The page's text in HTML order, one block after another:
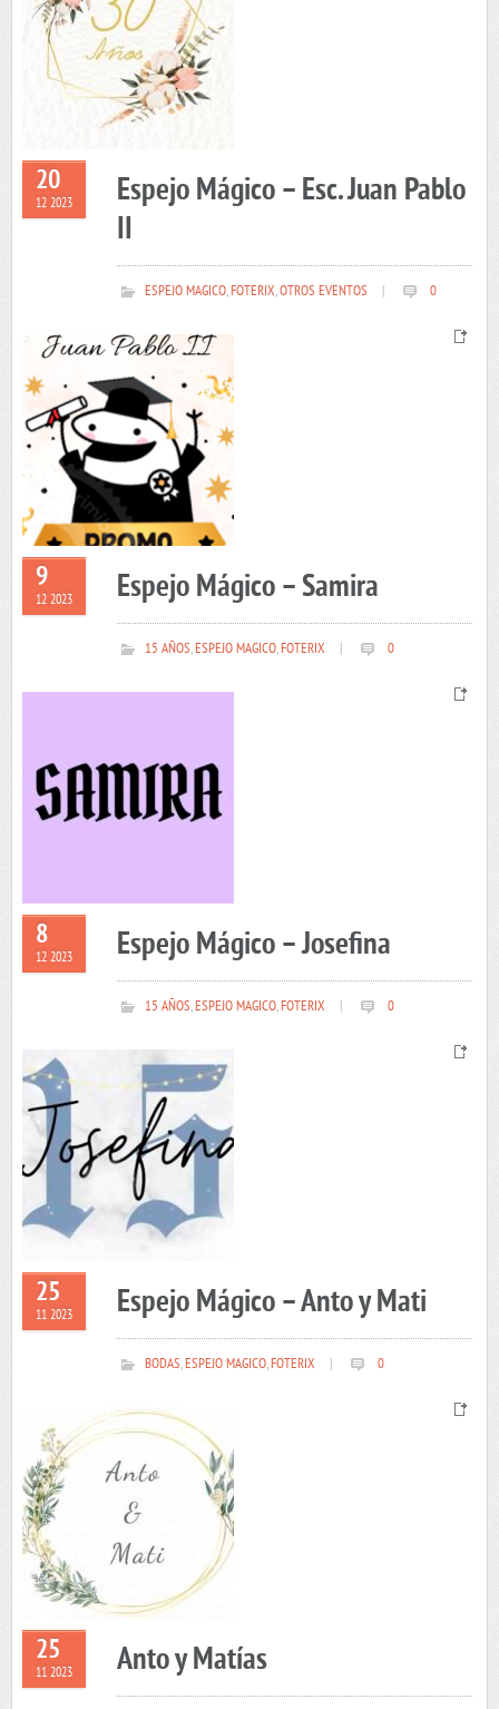
20
12 2023
Espejo Mágico – Esc. Juan Pablo
II
ESPEJO MAGICO,FOTERIX,OTROS EVENTOS 0
9
12 2023 Espejo Mágico – Samira
15 AÑOS,ESPEJO MAGICO,FOTERIX 0
8
12 2023 Espejo Mágico – Josefina
15 AÑOS,ESPEJO MAGICO,FOTERIX 0
25
11 2023 Espejo Mágico – Anto y Mati
BODAS,ESPEJO MAGICO,FOTERIX 0
25
11 2023 Anto y Matías